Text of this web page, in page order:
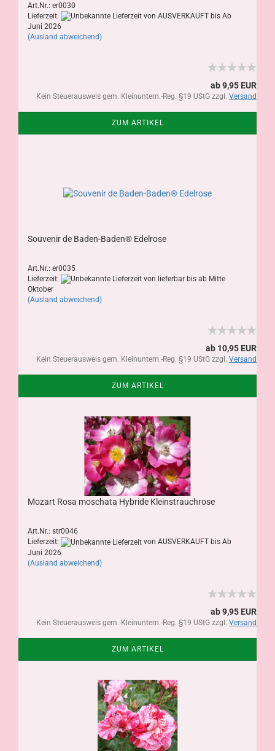
Art.Nr.: er0030
Lieferzeit:
von AUSVERKAUFT bis Ab
Juni 2026
(Ausland abweichend)
ab 9,95 EUR
Kein Steuerausweis gem. Kleinuntern.-Reg. §19 UStG zzgl. Versand
ZUM ARTIKEL
Souvenir de Baden-Baden® Edelrose
Art.Nr.: er0035
Lieferzeit:
von lieferbar bis ab Mitte
Oktober
(Ausland abweichend)
ab 10,95 EUR
Kein Steuerausweis gem. Kleinuntern.-Reg. §19 UStG zzgl. Versand
ZUM ARTIKEL
Mozart Rosa moschata Hybride Kleinstrauchrose
Art.Nr.: str0046
Lieferzeit:
von AUSVERKAUFT bis Ab
Juni 2026
(Ausland abweichend)
ab 9,95 EUR
Kein Steuerausweis gem. Kleinuntern.-Reg. §19 UStG zzgl. Versand
ZUM ARTIKEL